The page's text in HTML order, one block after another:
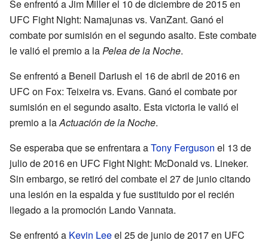
Se enfrentó a Jim Miller el 10 de diciembre de 2015 en
UFC Fight Night: Namajunas vs. VanZant. Ganó el
combate por sumisión en el segundo asalto. Este combate
le valió el premio a laPelea de la Noche.
Se enfrentó a Beneil Dariush el 16 de abril de 2016 en
UFC on Fox: Teixeira vs. Evans. Ganó el combate por
sumisión en el segundo asalto. Esta victoria le valió el
premio a laActuación de la Noche.
Se esperaba que se enfrentara aTony Ferguson el 13 de
julio de 2016 en UFC Fight Night: McDonald vs. Lineker.
Sin embargo, se retiró del combate el 27 de junio citando
una lesión en la espalda y fue sustituido por el recién
llegado a la promoción Lando Vannata.
Se enfrentó a Kevin Leeel 25 de junio de 2017 en UFC